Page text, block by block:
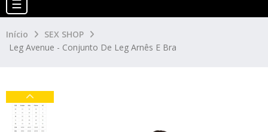
☰
Início
SEX SHOP
Leg Avenue - Conjunto De Leg Arnês E Bra